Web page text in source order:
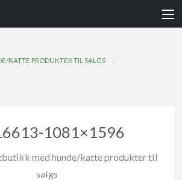
KATTE PRODUKTER TIL SALGS
1081×1596
med hunde/katte produkter til
salgs